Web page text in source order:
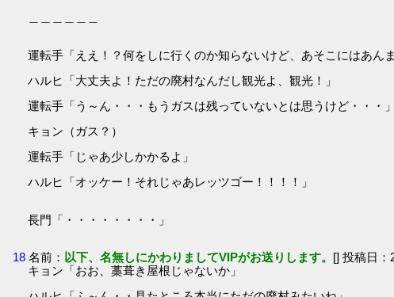
運転手「ええ！？何をしに行くのか知らないけど、あそこにはあん
ハルヒ「大丈夫よ！ただの廃村なんだし観光よ、観光！」
運転手「う～ん・・・もうガスは残っていないとは思うけど・・・」
キョン（ガス？）
運転手「じゃあ少しかかるよ」
ハルヒ「オッケー！それじゃあレッツゴー！！！！」
長門「・・・・・・・・」
18 名前： 以下、名無しにかわりましてVIPがお送りします。 [] 投稿日：
キョン「おお、藁葺き屋根じゃないか」